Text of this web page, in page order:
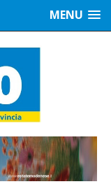
MENU